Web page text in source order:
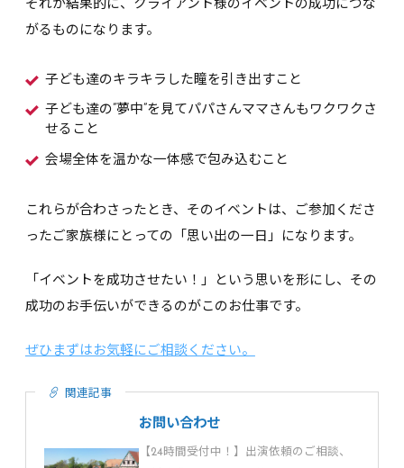
それが結果的に、クライアント様のイベントの成功につな
がるものになります。
子ども達のキラキラした瞳を引き出すこと
子ども達の”夢中”を見てパパさんママさんもワクワクさ
せること
会場全体を温かな一体感で包み込むこと
これらが合わさったとき、そのイベントは、ご参加くださ
ったご家族様にとっての「思い出の一日」になります。
「イベントを成功させたい！」という思いを形にし、その
成功のお手伝いができるのがこのお仕事です。
ぜひまずはお気軽にご相談ください。
関連記事
お問い合わせ
【24時間受付中！】出演依頼のご相談、